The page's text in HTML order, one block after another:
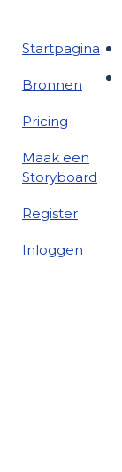
Startpagina
Bronnen
Pricing
Maak een
Storyboard
Register
Inloggen